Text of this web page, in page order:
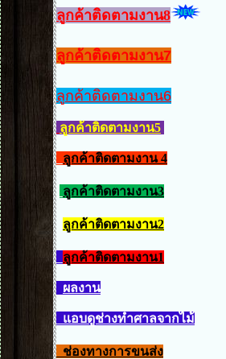
ลูกค้าติดตามงาน8
ลูกค้าติดตามงาน7
ลูกค้าติดตามงาน6
ลูกค้าติดตามงาน5
ลูกค้าติดตามงาน 4
ลูกค้าติดตามงาน3
ลูกค้าติดตามงาน2
ลูกค้าติดตามงาน1
ผลงาน
แอบดูช่างทำศาลจากไม้
ช่องทางการขนส่ง